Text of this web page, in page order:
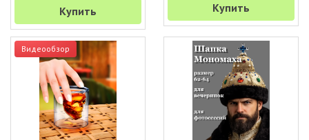
Купить Купить
Видеообзор